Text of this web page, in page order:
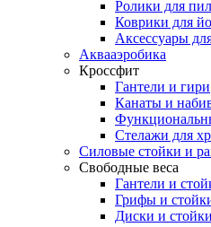
Ролики для
Коврики для
Аксессуары
Аквааэробика
Кроссфит
Гантели и гири
Канаты и
Стелажи для
Силовые стойки и
Свободные веса
Гантели и
Грифы и
Диски и стойки